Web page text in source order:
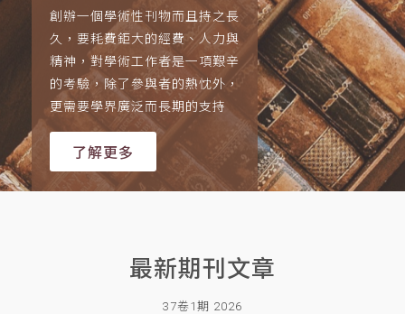
創辦一個學術性刊物而且持之長
久，要耗費鉅大的經費、人力與
精神，對學術工作者是一項艱辛
的考驗，除了參與者的熱忱外，
更需要學界廣泛而長期的支持
了解更多
最新期刊文章
37卷1期 2026